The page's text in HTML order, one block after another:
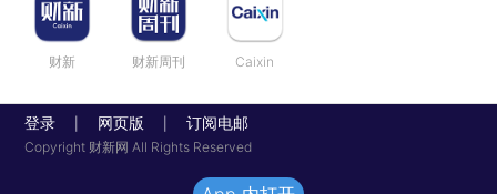
财新 财新周刊 Caixin
登录 网页版 订阅电邮
Copyright 财新网 All Rights Reserved